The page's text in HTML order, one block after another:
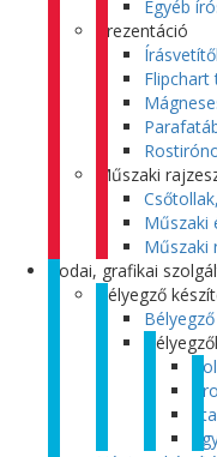
Egyéb
Prezentáció
Flipchart
Műszaki
Műszaki
Műszaki
Irodai, grafikai
Bélyegző